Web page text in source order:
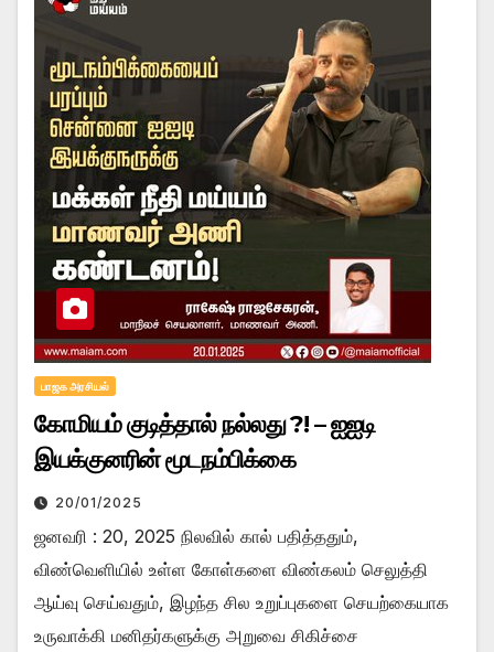
பாஜக அரசியல்
கோமியம் குடித்தால் நல்லது ?! – ஐஐடி
இயக்குனரின் மூடநம்பிக்கை
20/01/2025
ஜனவரி : 20, 2025 நிலவில் கால் பதித்ததும்,
விண்வெளியில் உள்ள கோள்களை விண்கலம் செலுத்தி
ஆய்வு செய்வதும், இழந்த சில உறுப்புகளை செயற்கையாக
உருவாக்கி மனிதர்களுக்கு அறுவை சிகிச்சை